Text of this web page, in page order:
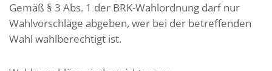
Gemäß § 3 Abs. 1 der BRK-Wahlordnung darf nur
Wahlvorschläge abgeben, wer bei der betreffenden
Wahl wahlberechtigt ist.